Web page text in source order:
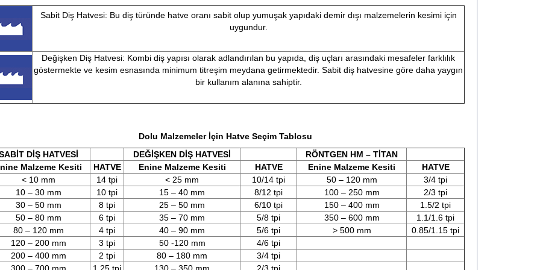
Sabit Diş Hatvesi: Bu diş türünde hatve oranı sabit olup yumuşak yapıdaki demir dışı malzemelerin kesimi için
uygundur.
Değişken Diş Hatvesi: Kombi diş yapısı olarak adlandırılan bu yapıda, diş uçları arasındaki mesafeler farklılık
göstermekte ve kesim esnasında minimum titreşim meydana getirmektedir. Sabit diş hatvesine göre daha yaygın
bir kullanım alanına sahiptir.
Dolu Malzemeler İçin Hatve Seçim Tablosu
DİŞ HATVESİ
DEĞİŞKEN DİŞ HATVESİ
RÖNTGEN HM – TİTAN
Malzeme Kesiti
HATVE Enine Malzeme Kesiti HATVE Enine Malzeme Kesiti
HATVE
< 10 mm
14 tpi < 25 mm 10/14 tpi 50 – 120 mm
3/4 tpi
10 – 30 mm
10 tpi 15 – 40 mm 8/12 tpi 100 – 250 mm
2/3 tpi
30 – 50 mm
8 tpi 25 – 50 mm 6/10 tpi 150 – 400 mm
1.5/2 tpi
50 – 80 mm
6 tpi 35 – 70 mm 5/8 tpi 350 – 600 mm
1.1/1.6 tpi
80 – 120 mm
4 tpi 40 – 90 mm 5/6 tpi > 500 mm
0.85/1.15 tpi
120 – 200 mm
3 tpi 50 -120 mm
4/6 tpi
200 – 400 mm
2 tpi 80 – 180 mm
3/4 tpi